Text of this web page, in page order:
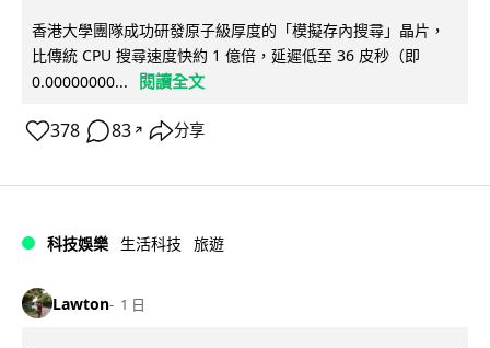
香港大學團隊成功研發原子級厚度的「模擬存內搜尋」晶片，
比傳統 CPU 搜尋速度快約 1 億倍，延遲低至 36 皮秒（即
0.00000000...
閱讀全文
378 83 ↗ 分享
科技娛樂 生活科技 旅遊
Lawton 1 日